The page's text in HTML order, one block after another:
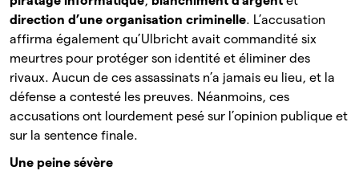
direction d’une organisation criminelle. L’accusation
affirma également qu’Ulbricht avait commandité six
meurtres pour protéger son identité et éliminer des
rivaux. Aucun de ces assassinats n’a jamais eu lieu, et la
défense a contesté les preuves. Néanmoins, ces
accusations ont lourdement pesé sur l’opinion publique et
sur la sentence finale.
Une peine sévère